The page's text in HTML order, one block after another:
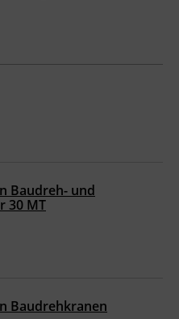
Baudreh- und
30 MT
Baudrehkranen